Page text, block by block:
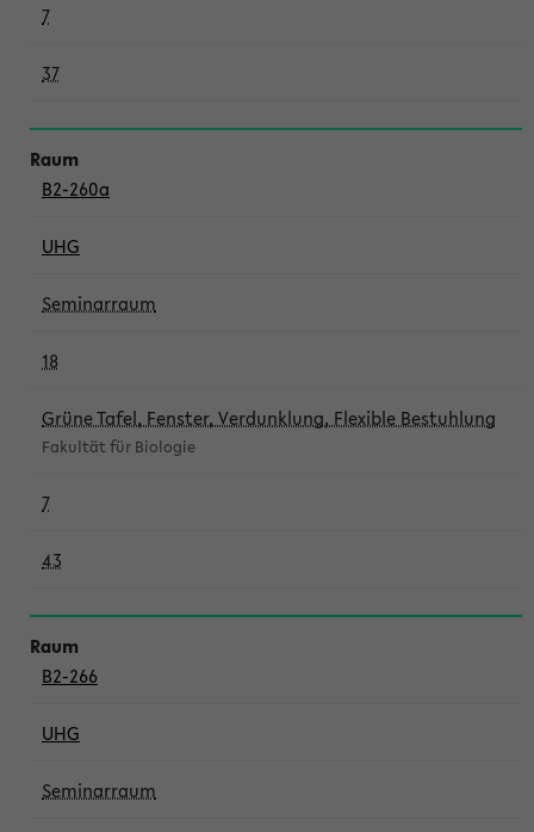
7
37
B2-260a
UHG
Seminarraum
18
Grüne Tafel, Fenster, Verdunklung, Flexible Bestuhlung
Fakultät für Biologie
7
43
B2-266
UHG
Seminarraum